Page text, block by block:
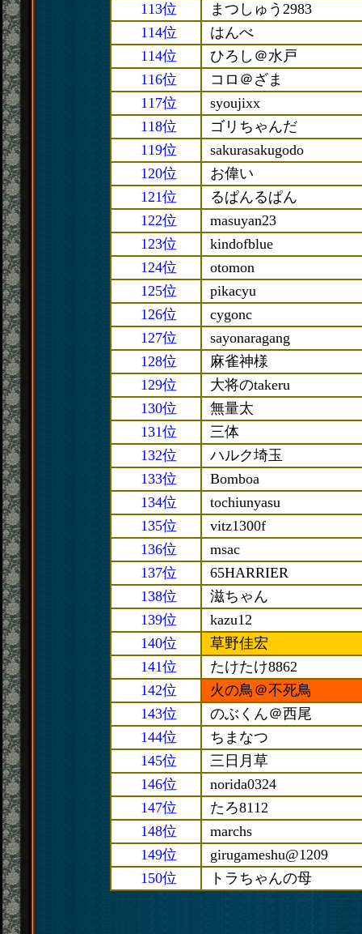
113位
まつしゅう2983
114位
はんべ
114位
ひろし＠水戸
116位
コロ＠ざま
117位
syoujixx
118位
ゴリちゃんだ
119位
sakurasakugodo
120位
お偉い
121位
るぱんるぱん
122位
masuyan23
123位
kindofblue
124位
otomon
125位
pikacyu
126位
cygonc
127位
sayonaragang
128位
麻雀神様
129位
大将のtakeru
130位
無量太
131位
三体
132位
ハルク埼玉
133位
Bomboa
134位
tochiunyasu
135位
vitz1300f
136位
msac
137位
65HARRIER
138位
滋ちゃん
139位
kazu12
140位
草野佳宏
141位
たけたけ8862
142位
火の鳥＠不死鳥
143位
のぶくん＠西尾
144位
ちまなつ
145位
三日月草
146位
norida0324
147位
たろ8112
148位
marchs
149位
girugameshu@1209
150位
トラちゃんの母